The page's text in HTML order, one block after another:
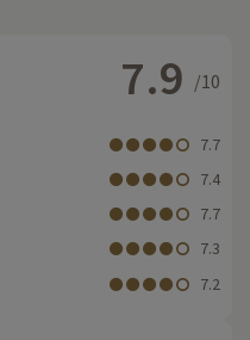
7.9 /10
7.7
7.4
7.7
7.3
7.2